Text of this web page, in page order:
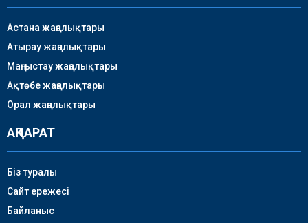
Астана жаңалықтары
Атырау жаңалықтары
Маңғыстау жаңалықтары
Ақтөбе жаңалықтары
Орал жаңалықтары
АҚПАРАТ
Біз туралы
Сайт ережесі
Байланыс